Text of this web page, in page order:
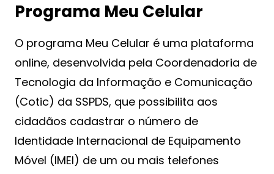
Programa Meu Celular
O programa Meu Celular é uma plataforma
online, desenvolvida pela Coordenadoria de
Tecnologia da Informação e Comunicação
(Cotic) da SSPDS, que possibilita aos
cidadãos cadastrar o número de
Identidade Internacional de Equipamento
Móvel (IMEI) de um ou mais telefones